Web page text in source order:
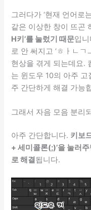
그러다가 ‘현재 언어로
같은 이상한 창이 뜨곤
H키’를 눌렀기 때문입
로 안 써지고 ‘ㅎㅏㄴㄱ
현상을 겪게 되는데요.
는 윈도우 10의 아주
주 간단하게 해결 가능
그래서 자음 모음 분리
아주 간단합니다. 키보
+ 세미콜론(;)’을 눌러
로 해결됩니다.